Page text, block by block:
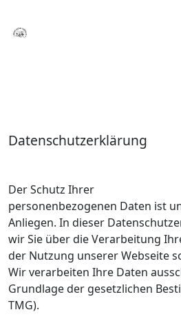
Datenschutzerklärung
Der Schutz Ihrer
personenbezogenen Daten ist
Anliegen. In dieser
wir Sie über die Verarbeitung
der Nutzung unserer Webseite
Wir verarbeiten Ihre Daten
Grundlage der gesetzlichen
TMG).